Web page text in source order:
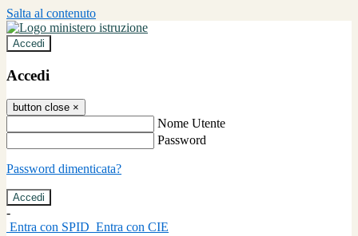
Salta al contenuto
Accedi
Accedi
button close ×
Nome Utente
Password
Password dimenticata?
-
Entra con SPID Entra con CIE